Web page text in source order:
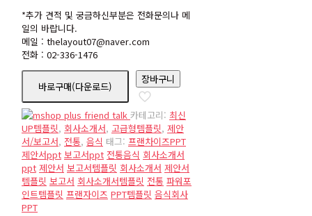
*추가 견적 및 궁금하신부분은 전화문의나 메
일의 바랍니다.
메일 : thelayout07@naver.com
전화 : 02-336-1476
바로구매(다운로드)
pbh00023
수
량
장바구니
카테고리: 최신
UP템플릿, 회사소개서, 고급형템플릿, 제안
서/보고서, 전통, 음식 태그: 프랜차이즈PPT
제안서ppt 보고서ppt 전통음식 회사소개서
ppt 제안서 보고서템플릿 회사소개서 제안서
템플릿 보고서 회사소개서템플릿 전통 파워포
인트템플릿 프랜자이즈 PPT템플릿 음식회사
PPT